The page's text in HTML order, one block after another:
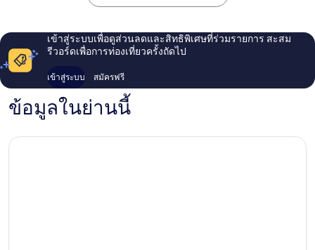
เข้าสู่ระบบเพื่อดูส่วนลดและสิทธิพิเศษที่ร่วมรายการ สะสม
รีวอร์ดเพื่อการท่องเที่ยวครั้งถัดไป
เข้าสู่ระบบ สมัครฟรี
ข้อมูลในย่านนี้